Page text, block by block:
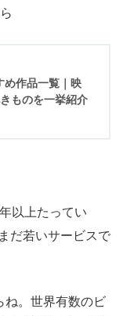
作品一覧｜映
ものを一挙紹介
以上たってい
だ若いサービスで
ね。世界有数のビ